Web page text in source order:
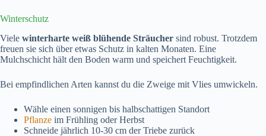
Winterschutz
Viele winterharte weiß blühende Sträucher sind robust. Trotzdem
freuen sie sich über etwas Schutz in kalten Monaten. Eine
Mulchschicht hält den Boden warm und speichert Feuchtigkeit.
Bei empfindlichen Arten kannst du die Zweige mit Vlies umwickeln.
Wähle einen sonnigen bis halbschattigen Standort
Pflanze im Frühling oder Herbst
Schneide jährlich 10-30 cm der Triebe zurück